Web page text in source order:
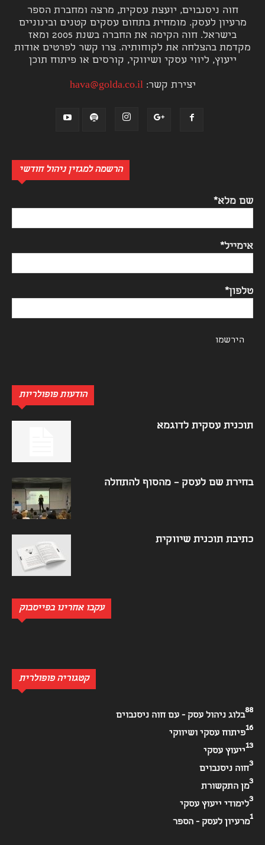
חוה ניסנבוים, יועצת עסקית, מרצה ומחברת הספר
מרעיון לעסק. מומחית בתחום עסקים קטנים ובינוניים
בישראל. חוה הקימה את החברה בשנת 2005 ומאז
מקדמת בהצלחה את לקוחותיה. צרו קשר לפרטים אודות
ייעוץ, ליווי עסקי ושיווקי, קורסים או פיתוח תוכן
יצירת קשר:hava@golda.co.il
הרשמה למגזין ניהול חודשי
שם מלא*
אימייל*
טלפון*
הודעות פופולריות
תוכנית עסקית לדוגמא
בחירת שם לעסק – מהסוף להתחלה
כתיבת תוכנית שיווקית
עקבו אחרינו בפייסבוק
קטגוריה פופולרית
בלוג ניהול עסק - עם חוה ניסנבוים
88
פיתוח עסקי ושיווקי
16
ייעוץ עסקי
13
חוה ניסנבוים
3
מן התקשורת
3
לימודי ייעוץ עסקי
3
מרעיון לעסק - הספר
1